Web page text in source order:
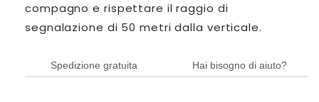
compagno e rispettare il raggio di
segnalazione di 50 metri dalla verticale.
Spedizione gratuita Hai bisogno di aiuto?